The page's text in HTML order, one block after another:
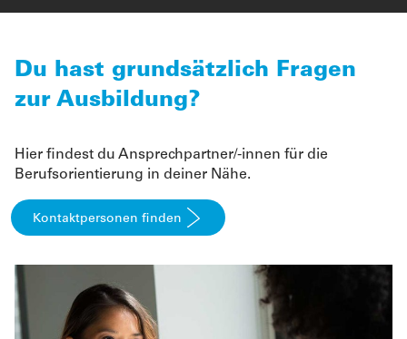
Du hast grundsätzlich Fragen
zur Ausbildung?
Hier findest du Ansprechpartner/-innen für die
Berufsorientierung in deiner Nähe.
Kontaktpersonen finden